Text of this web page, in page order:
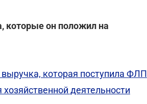
которые он положил на
которая поступила ФЛП
деятельности